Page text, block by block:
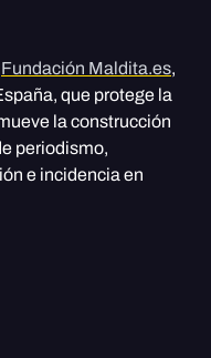
Fundación Maldita.es,
que protege la
la construcción
periodismo,
e incidencia en